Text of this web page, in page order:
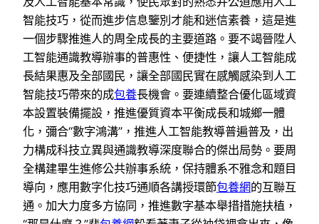
智能技巧，從而進步信息鑒別才能和迷信素養，這是進
一個步驟推進人的周全成長的主要道路。要不竭晉陞人
工智能通識教導辦事的普惠性、便捷性，讓人工智能成
長結果惠及全部國民，讓全部國民實在感觸感染到人工
智能技巧帶來的成包養長機會。要連續整合優化區域資
本設置裝備擺設，推進優質資本平衡成長和城鄉一體
化，彌合“數字鴻溝”，推進人工智能教導普遍普及，出
力構成科技立異與通識教導深度聯合的傑出局勢。要周
全構建畢生進修公共辦事系統，保持體系不雅念和題目
導向，應用數字化技巧通順各講授環節包養網的互聯互
通。加大力度多方協同，推進數字基本舉措措施扶植，